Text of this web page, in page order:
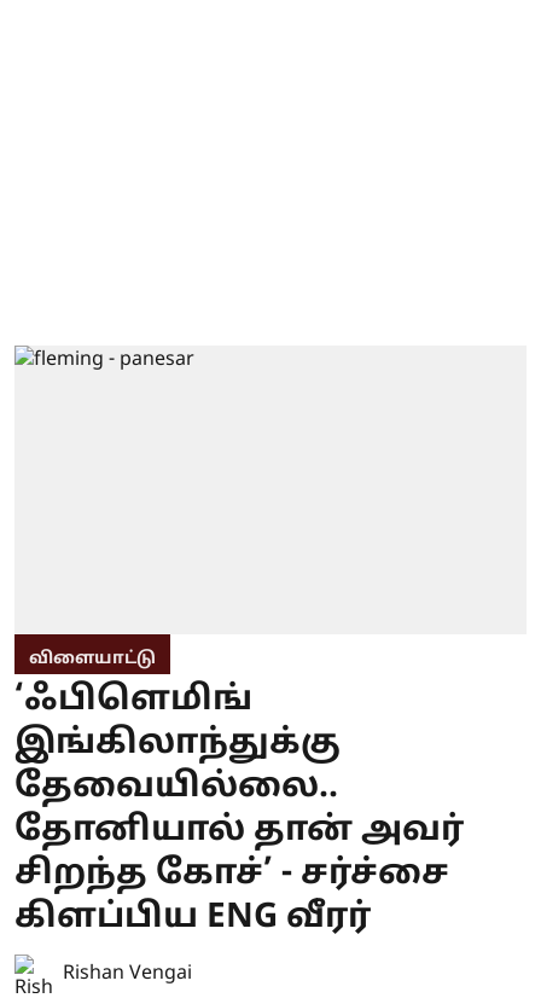
விளையாட்டு
‘ஃபிளெமிங்
இங்கிலாந்துக்கு
தேவையில்லை..
தோனியால் தான் அவர்
சிறந்த கோச்’ - சர்ச்சை
கிளப்பிய ENG வீரர்
Rishan Vengai